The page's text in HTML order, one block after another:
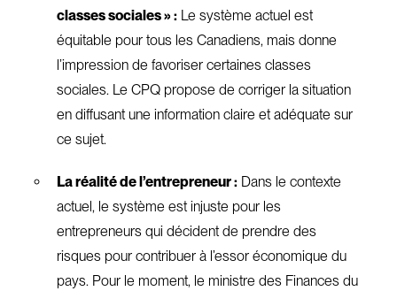
classes sociales » : Le système actuel est
équitable pour tous les Canadiens, mais donne
l’impression de favoriser certaines classes
sociales. Le CPQ propose de corriger la situation
en diffusant une information claire et adéquate sur
ce sujet.
La réalité de l’entrepreneur : Dans le contexte
actuel, le système est injuste pour les
entrepreneurs qui décident de prendre des
risques pour contribuer à l’essor économique du
pays. Pour le moment, le ministre des Finances du